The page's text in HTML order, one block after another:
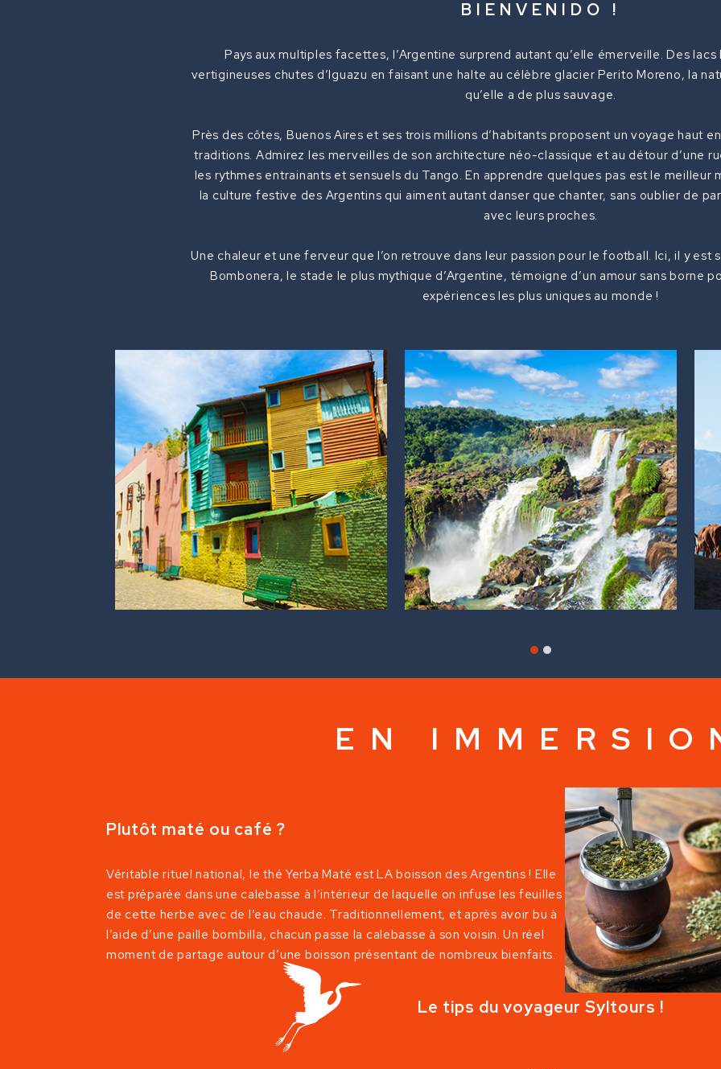
BIENVENIDO !
Pays aux multiples facettes, l’Argentine surprend autant qu’elle émerveille. Des
vertigineuses chutes d’Iguazu en faisant une halte au célèbre glacier Perito Moreno, la
qu’elle a de plus sauvage.
Près des côtes, Buenos Aires et ses trois millions d’habitants proposent un voyage haut
traditions. Admirez les merveilles de son architecture néo-classique et au détour d’une
les rythmes entrainants et sensuels du Tango. En apprendre quelques pas est le meilleur
la culture festive des Argentins qui aiment autant danser que chanter, sans oublier de
avec leurs proches.
Une chaleur et une ferveur que l’on retrouve dans leur passion pour le football. Ici, il y est
Bombonera, le stade le plus mythique d’Argentine, témoigne d’un amour sans borne
expériences les plus uniques au monde !
EN
Plutôt maté ou café ?
Véritable rituel national, le thé Yerba Maté est LA boisson des Argentins ! Elle
est préparée dans une calebasse à l’intérieur de laquelle on infuse les feuilles
de cette herbe avec de l’eau chaude. Traditionnellement, et après avoir bu à
l’aide d’une paille bombilla, chacun passe la calebasse à son voisin. Un réel
moment de partage autour d’une boisson présentant de nombreux bienfaits.
Le tips du voyageur Syltours !